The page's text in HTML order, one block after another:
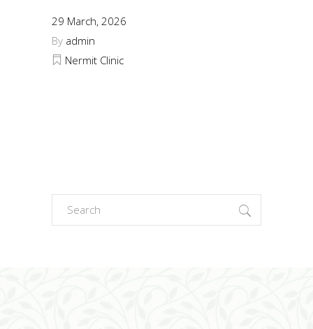
29 March, 2026
By admin
Nermit Clinic
Search
for: